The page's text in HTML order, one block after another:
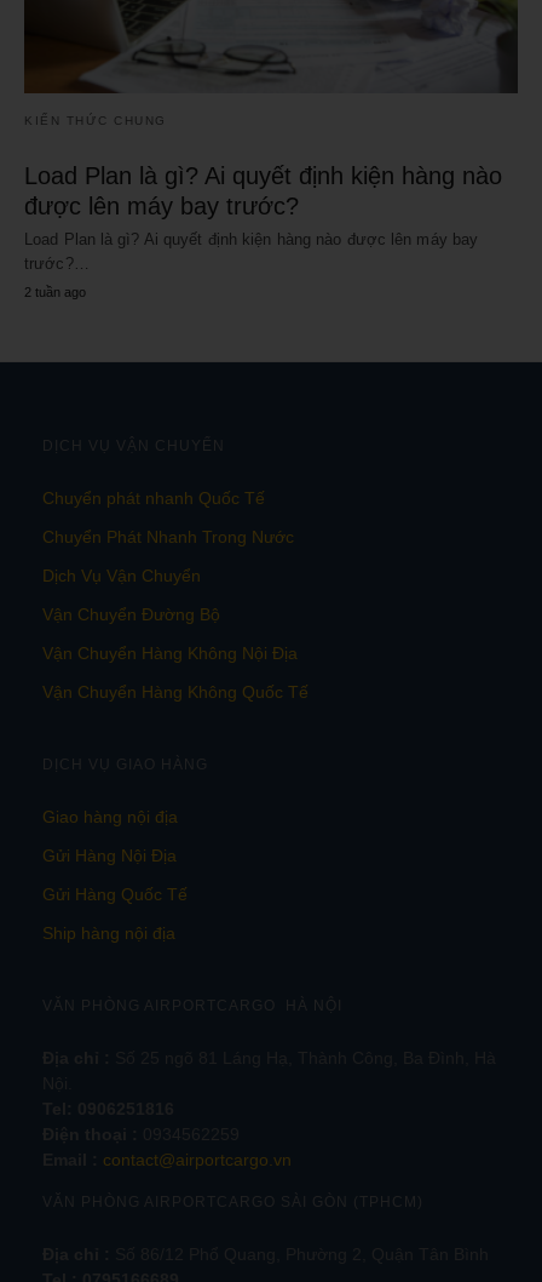
KIẾN THỨC CHUNG
Load Plan là gì? Ai quyết định kiện hàng nào
được lên máy bay trước?
Load Plan là gì? Ai quyết định kiện hàng nào được lên máy bay
trước?…
2 tuần ago
DỊCH VỤ VẬN CHUYỂN
Chuyển phát nhanh Quốc Tế
Chuyển Phát Nhanh Trong Nước
Dịch Vụ Vận Chuyển
Vận Chuyển Đường Bộ
Vận Chuyển Hàng Không Nội Địa
Vận Chuyển Hàng Không Quốc Tế
DỊCH VỤ GIAO HÀNG
Giao hàng nội địa
Gửi Hàng Nội Địa
Gửi Hàng Quốc Tế
Ship hàng nội địa
VĂN PHÒNG AIRPORTCARGO HÀ NỘI
contact@airportcargo.vn
VĂN PHÒNG AIRPORTCARGO SÀI GÒN (TPHCM)